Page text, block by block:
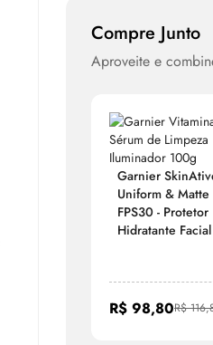
Compre Junto
Aproveite e
Garnier
Uniform & Matte
FPS30 - Protetor
Hidratante
R$
R$ 98,80